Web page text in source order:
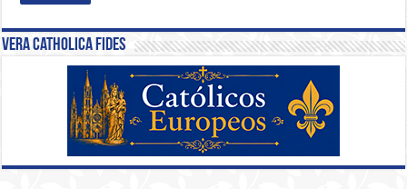
Vera Catholica Fides